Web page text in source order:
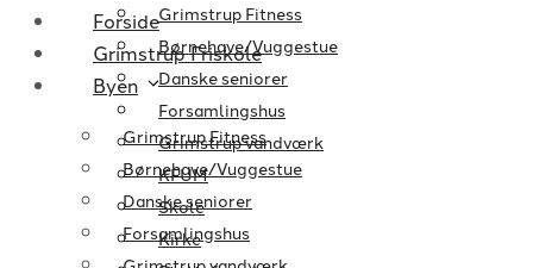
Grimstrup Fitness
Børnehave/Vuggestue
Danske seniorer
Forsamlingshus
Grimstrup vandværk
KFUM
Skole
Kirke
Forside
Grimstrup Friskole
Byen
Grimstrup Fitness
Børnehave/Vuggestue
Danske seniorer
Forsamlingshus